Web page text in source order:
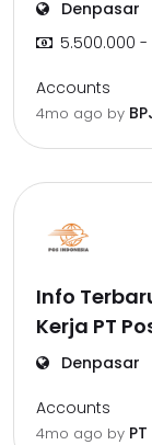
Denpasar
5.500.000 -
Accounts
4mo ago by
Info
Kerja PT
Denpasar
Accounts
4mo ago by